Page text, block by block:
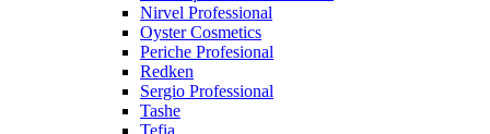
Nirvel Professional
Oyster Cosmetics
Periche Profesional
Redken
Sergio Professional
Tashe
Tefia